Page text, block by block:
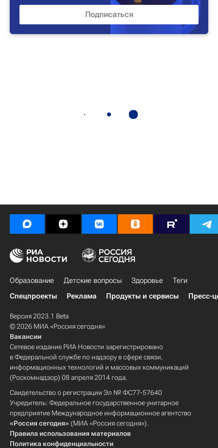
Образование Детские вопросы Здоровье
Теги
Спецпроекты
Реклама Продукты и сервисы Пресс-
Версия 2023.1 Beta
© 2026 МИА «Россия сегодня»
Вакансии
Сетевое издание РИА Новости зарегистрировано
в Федеральной службе по надзору в сфере связи,
информационных технологий и массовых коммуникаций
(Роскомнадзор) 08 апреля 2014 года.
Свидетельство о регистрации Эл № ФС77-57640
Учредитель: Федеральное государственное унитарное
предприятие Международное информационное агентство
«Россия сегодня» (МИА «Россия сегодня»).
Правила использования материалов
Политика конфиденциальности